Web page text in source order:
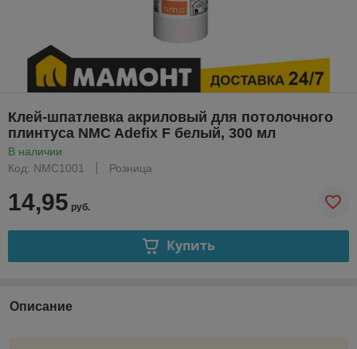
Клей-шпатлевка акриловый для потолочного
плинтуса NMC Adefix F белый, 300 мл
В наличии
Код: NMC1001
Розница
14,95 руб.
Купить
Описание